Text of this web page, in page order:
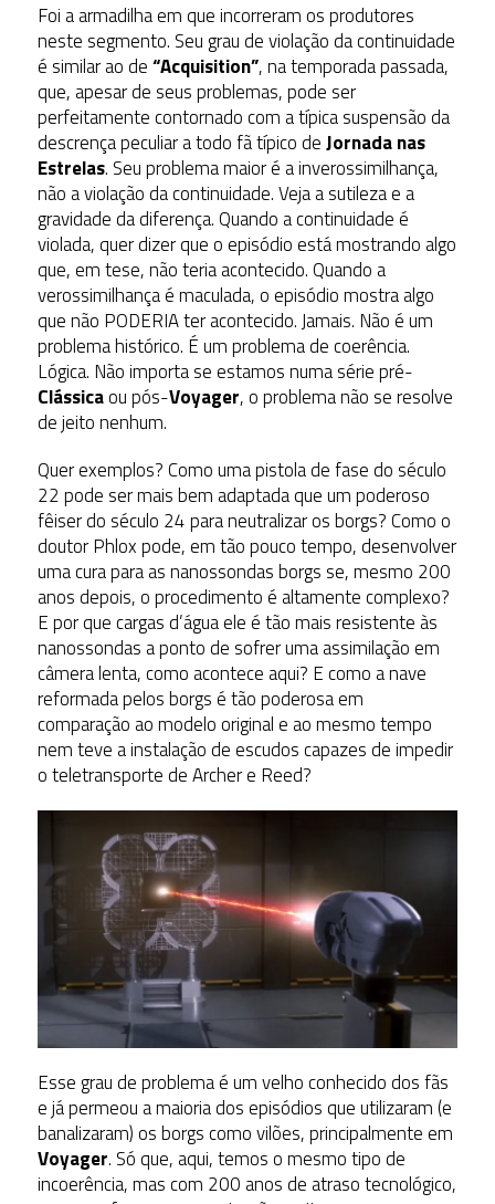
Foi a armadilha em que incorreram os produtores
neste segmento. Seu grau de violação da continuidade
é similar ao de“Acquisition”, na temporada passada,
que, apesar de seus problemas, pode ser
perfeitamente contornado com a típica suspensão da
descrença peculiar a todo fã típico deJornada nas
Estrelas. Seu problema maior é a inverossimilhança,
não a violação da continuidade. Veja a sutileza e a
gravidade da diferença. Quando a continuidade é
violada, quer dizer que o episódio está mostrando algo
que, em tese, não teria acontecido. Quando a
verossimilhança é maculada, o episódio mostra algo
que não PODERIA ter acontecido. Jamais. Não é um
problema histórico. É um problema de coerência.
Lógica. Não importa se estamos numa série pré-
Clássicaou pós-Voyager, o problema não se resolve
de jeito nenhum.
Quer exemplos? Como uma pistola de fase do século
22 pode ser mais bem adaptada que um poderoso
fêiser do século 24 para neutralizar os borgs? Como o
doutor Phlox pode, em tão pouco tempo, desenvolver
uma cura para as nanossondas borgs se, mesmo 200
anos depois, o procedimento é altamente complexo?
E por que cargas d’água ele é tão mais resistente às
nanossondas a ponto de sofrer uma assimilação em
câmera lenta, como acontece aqui? E como a nave
reformada pelos borgs é tão poderosa em
comparação ao modelo original e ao mesmo tempo
nem teve a instalação de escudos capazes de impedir
o teletransporte de Archer e Reed?
Esse grau de problema é um velho conhecido dos fãs
e já permeou a maioria dos episódios que utilizaram (e
banalizaram) os borgs como vilões, principalmente em
Voyager. Só que, aqui, temos o mesmo tipo de
incoerência, mas com 200 anos de atraso tecnológico,